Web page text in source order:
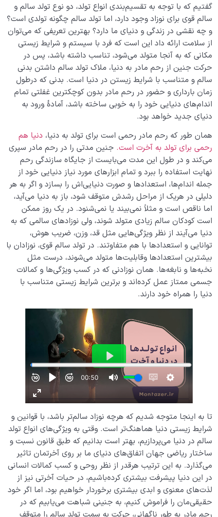
گفتیم که با توجه به تقسیم‌بندی انواع تولد، دو نوع تولد سالم و
سالم قوی برای نوزاد وجود دارد، اما تولد سالم چگونه تولدی است؟
و چه نقشی در زندگی و دنیای ما دارد؟ بهترین تعریفی که می‌توان
از سلامت ارائه داد این است که فرد با سیستم و شرایط زیستی
مکانی که به‌ آنجا متولد می‌شود، تناسب داشته باشد، پس در
حرکت جنین از رحم مادر به دنیا، ملاک تولد سالم داشتن بدنی
سالم و متناسب با شرایط زیستن در دنیا است. بدنی که درطول
زمان بارداری و حضور در رحم مادر بدون کوچکترین غفلتی تمام
اندام‌های دنیایی خود را به خوبی ساخته باشد، آمادۀ ورود به
دنیای جدید خواهد بود.
همان طور که رحم مادر رحمی است برای تولد به دنیا، دنیا هم
رحمی برای تولد به آخرت است. جنین مدتی را در رحم مادر سپری
می‌کند و در طول این مدت می‌بایست از جایگاه سازندگی رحم
نهایت استفاده را ببرد و تمام ابزارهای مورد نیاز دنیایی خود از
جمله اندام‌ها، استعدادها و صورت دنیایی‌اش را بسازد و اگر به هر
دلیلی در هریک از مراحل رشدش متوقف شود، باز به دنیا می‌آید،
اما ناقص است و مثلاً نمی‌بیند یا نمی‌شنود. در یک روز ممکن
است کودکان سالم زیادی متولد شوند، ولی نوزادهای سالمی که به
‌دنیا می‌آیند از نظر ویژگی‌هایی مثل قد، وزن، ضریب هوش،
توانایی و استعدادها با هم متفاوتند. در تولد سالم قوی، نوزادان با
بیشترین استعدادها وقابلیت‌ها متولد می‌شوند، درست مثل
نخبه‌ها و نابغه‌ها. همان نوزادنی که در کسب ویژگی‌ها و کمالات
جسمی ممتاز عمل کرده‌اند و برترین شرایط زیستی متناسب با
دنیا را همراه خود دارند.
تا به اینجا متوجه شدیم که هرچه نوزاد سالم‌تر باشد، با قوانین و
شرایط زیستی دنیا هماهنگ‌تر است. وقتی به ویژگی‌های انواع تولد
سالم در دنیا می‌پردازیم، بهتر است بدانیم که طبق قانون نسبت و
ساختار ریاضی جهان اتفاق‌های دنیای ما بر روی آخرتمان تاثیر
می‌گذارد. به این ترتیب هرقدر از نظر روحی و کسب کمالات انسانی
در این دنیا پیشرفت بیشتری کرده‌باشیم، در حیات آخرتی نیز از
لذت‌های معنوی و ابدی بیشتری برخوردار خواهیم بود، اما اگر خود
حقیقی‌مان را فراموش کنیم، به جنینی شباهت می‌یابیم که در
رحم مادر به طور ناگهانی، حرکت به سمت تولد سالم را متوقف